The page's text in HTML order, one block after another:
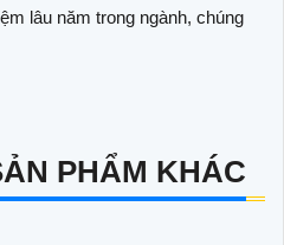
lâu năm trong ngành, chúng
PHẨM KHÁC